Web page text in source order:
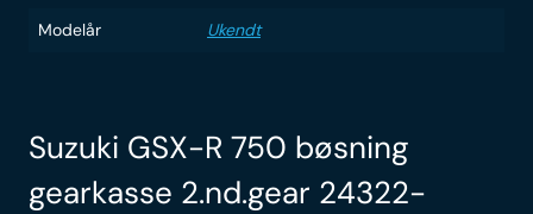
Modelår Ukendt
Suzuki GSX-R 750 bøsning
gearkasse 2.nd.gear 24322-